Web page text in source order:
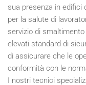
sua presenza in edifici
per la salute di
servizio di
elevati standard di
di assicurare che le
conformità con le
I nostri tecnici